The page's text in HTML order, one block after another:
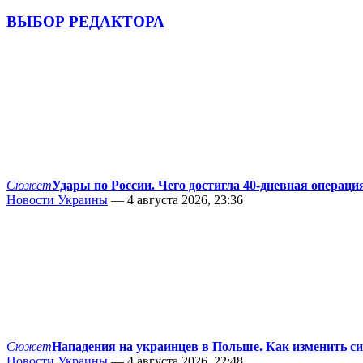
ВЫБОР РЕДАКТОРА
СюжетУдары по России. Чего достигла 40-дневная
Новости Украины — 4 августа 2026, 23:36
СюжетНападения на украинцев в Польше. Как изменить